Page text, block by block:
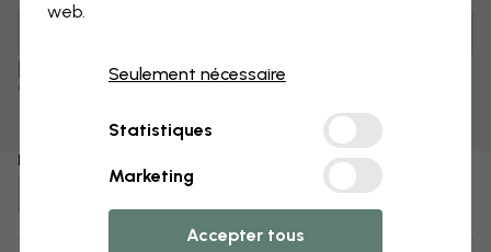
Pré-assemblé et prêt à suspendre
Des couleurs qui ne s’estompent pas
Numéro d'article :
web.
Seulement nécessaire
Statistiques
Marketing
Accepter tous